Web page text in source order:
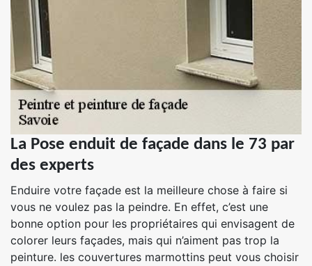
La Pose enduit de façade dans le 73 par
des experts
Enduire votre façade est la meilleure chose à faire si
vous ne voulez pas la peindre. En effet, c’est une
bonne option pour les propriétaires qui envisagent de
colorer leurs façades, mais qui n’aiment pas trop la
peinture. les couvertures marmottins peut vous choisir